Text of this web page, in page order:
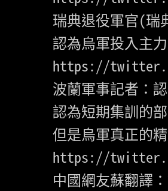
瑞典退役軍官(瑞
https://
波蘭軍事記者：
認為短期集訓的
https://
中國網友蘇翻譯